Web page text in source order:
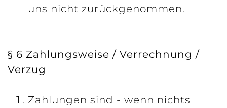
uns nicht zurückgenommen.
§ 6 Zahlungsweise / Verrechnung /
Verzug
Zahlungen sind - wenn nichts